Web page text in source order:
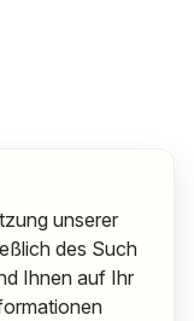
unserer
des Such
Ihnen auf Ihr